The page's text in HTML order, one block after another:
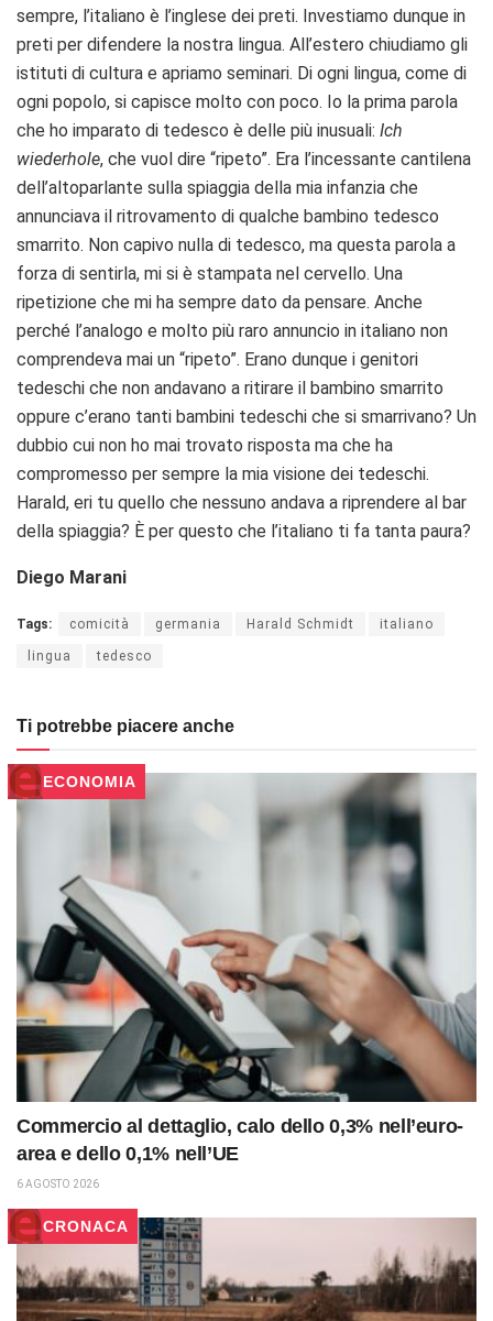
sempre, l’italiano è l’inglese dei preti. Investiamo dunque in
preti per difendere la nostra lingua. All’estero chiudiamo gli
istituti di cultura e apriamo seminari. Di ogni lingua, come di
ogni popolo, si capisce molto con poco. Io la prima parola
che ho imparato di tedesco è delle più inusuali: Ich
wiederhole, che vuol dire “ripeto”. Era l’incessante cantilena
dell’altoparlante sulla spiaggia della mia infanzia che
annunciava il ritrovamento di qualche bambino tedesco
smarrito. Non capivo nulla di tedesco, ma questa parola a
forza di sentirla, mi si è stampata nel cervello. Una
ripetizione che mi ha sempre dato da pensare. Anche
perché l’analogo e molto più raro annuncio in italiano non
comprendeva mai un “ripeto”. Erano dunque i genitori
tedeschi che non andavano a ritirare il bambino smarrito
oppure c’erano tanti bambini tedeschi che si smarrivano? Un
dubbio cui non ho mai trovato risposta ma che ha
compromesso per sempre la mia visione dei tedeschi.
Harald, eri tu quello che nessuno andava a riprendere al bar
della spiaggia? È per questo che l’italiano ti fa tanta paura?
Diego Marani
Tags: comicità germania Harald Schmidt italiano
lingua tedesco
Ti potrebbe piacere anche
ECONOMIA
Commercio al dettaglio, calo dello 0,3% nell’euro-
area e dello 0,1% nell’UE
6 AGOSTO 2026
CRONACA